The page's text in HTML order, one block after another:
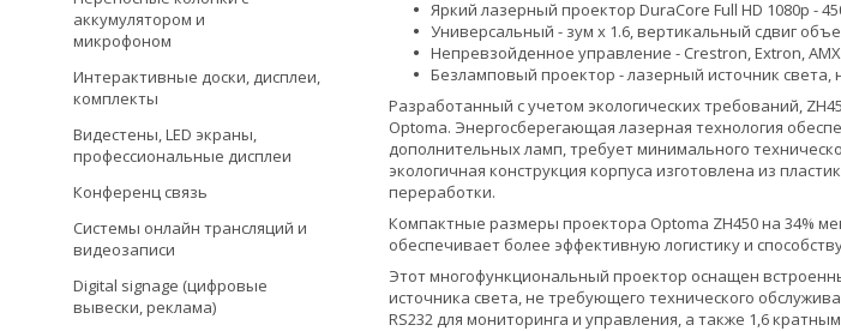
Яркий лазерный проектор DuraCore Full HD 1080p -
Универсальный - зум x 1.6, вертикальный сдвиг
Непревзойденное управление - Crestron, Extron, AMX,
Безламповый проектор - лазерный источник
Разработанный с учетом экологических требований,
Optoma. Энергосберегающая лазерная технология
дополнительных ламп, требует минимального
экологичная конструкция корпуса изготовлена из
переработки.
Компактные размеры проектора Optoma ZH450 на 34%
обеспечивает более эффективную логистику и
Этот многофункциональный проектор оснащен
источника света, не требующего технического
RS232 для мониторинга и управления, а также 1,6
аккумулятором и
микрофоном
Интерактивные доски, дисплеи,
комплекты
Видестены, LED экраны,
профессиональные дисплеи
Конференц связь
Системы онлайн трансляций и
видеозаписи
Digital signage (цифровые
вывески, реклама)